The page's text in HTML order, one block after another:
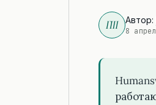
ГШ Автор:
8